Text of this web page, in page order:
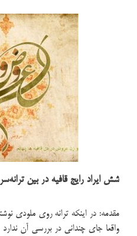
با
ماریا
شش ایراد رایج قافیه در بین
مقدمه: در اینکه ترانه روی ملودی
واقعا جای چندانی در بررسی آن